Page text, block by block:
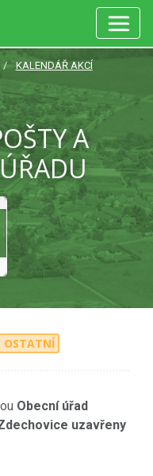
KALENDÁŘ AKCÍ
A
OSTATNÍ
Obecní úřad
uzavřeny